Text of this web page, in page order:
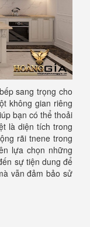
sang trọng cho
không gian riêng
bạn có thể thoải
là diện tích trong
rãi tnene trong
lựa chọn những
sự tiện dung để
vẫn đảm bảo sử